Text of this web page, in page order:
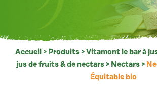
recettes et astuces
Accueil > Produits>Vitamont le bar à
jus de fruits & de nectars> Nectars>
Équitable bio